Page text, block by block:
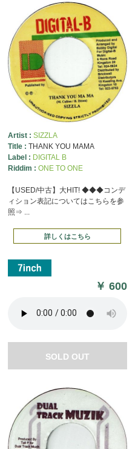
Artist : SIZZLA
Title : THANK YOU MAMA
Label : DIGITAL B
Riddim : ONE TO ONE
【USED/中古】大HIT! ◆◆◆コンデ
ィション表記についてはこちらを参
照⇒ ...
詳しくはこちら
￥600
SOLD OUT